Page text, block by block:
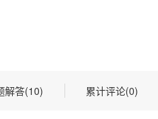
解答(10)
累计评论(0)